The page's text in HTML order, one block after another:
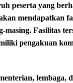
peserta yang
mendapatkan
masing. Fasilitas
pengakuan
lembaga,